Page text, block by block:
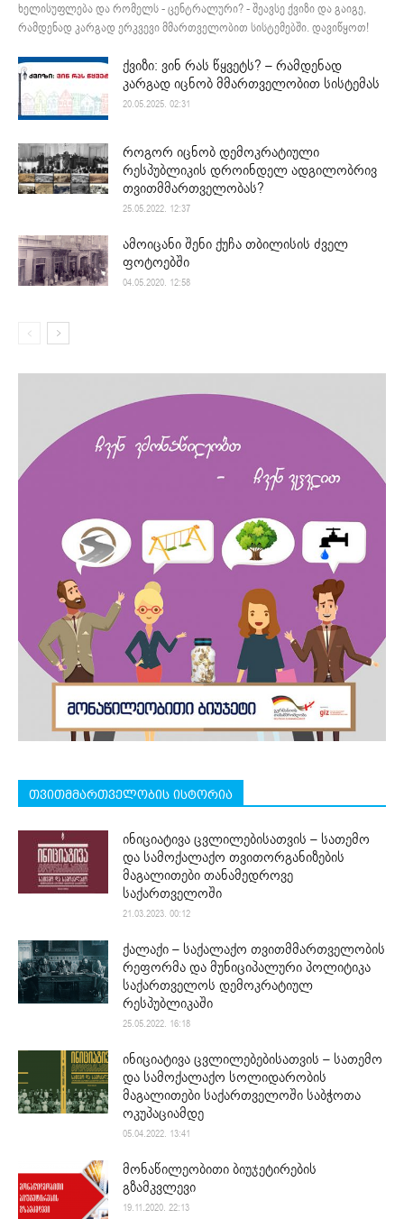
ხელისუფლება და რომელს - ცენტრალური? - შეავსე ქვიზი და გაიგე,
რამდენად კარგად ერკვევი მმართველობით სისტემებში. დავიწყოთ!
ქვიზი: ვინ რას წყვეტს? – რამდენად
კარგად იცნობ მმართველობით სისტემას
20.05.2025. 02:31
როგორ იცნობ დემოკრატიული
რესპუბლიკის დროინდელ ადგილობრივ
თვითმმართველობას?
25.05.2022. 12:37
ამოიცანი შენი ქუჩა თბილისის ძველ
ფოტოებში
04.05.2020. 12:58
თვითმმართველობის ისტორია
ინიციატივა ცვლილებისათვის – სათემო
და სამოქალაქო თვითორგანიზების
მაგალითები თანამედროვე
საქართველოში
21.03.2023. 00:12
ქალაქი – საქალაქო თვითმმართველობის
რეფორმა და მუნიციპალური პოლიტიკა
საქართველოს დემოკრატიულ
რესპუბლიკაში
25.05.2022. 16:18
ინიციატივა ცვლილებებისათვის – სათემო
და სამოქალაქო სოლიდარობის
მაგალითები საქართველოში საბჭოთა
ოკუპაციამდე
05.04.2022. 13:41
მონაწილეობითი ბიუჯეტირების
გზამკვლევი
19.11.2020. 22:13